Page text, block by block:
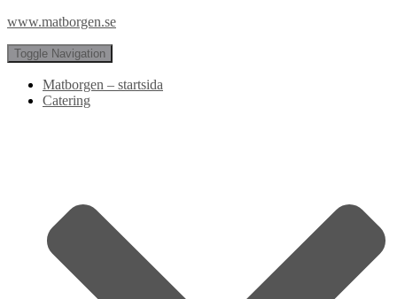
www.matborgen.se
Toggle Navigation
Matborgen – startsida
Catering